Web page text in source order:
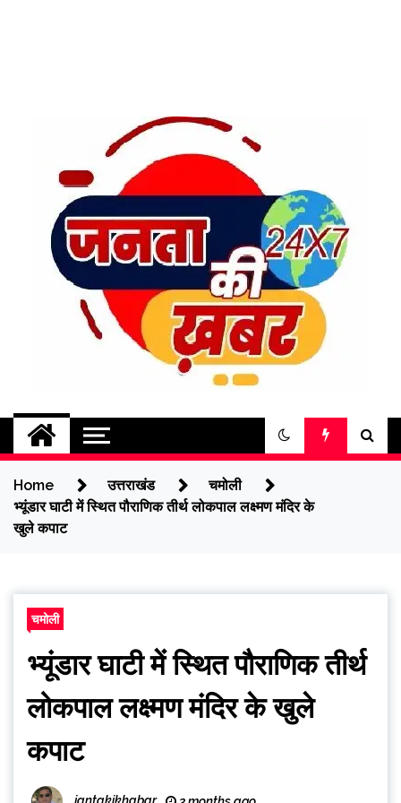
jantakikhabar
Home उत्तराखंड
चमोली
भ्यूंडार घाटी में स्थित पौराणिक तीर्थ लोकपाल लक्ष्मण मंदिर के
खुले कपाट
चमोली
भ्यूंडार घाटी में स्थित पौराणिक तीर्थ
लोकपाल लक्ष्मण मंदिर के खुले
कपाट